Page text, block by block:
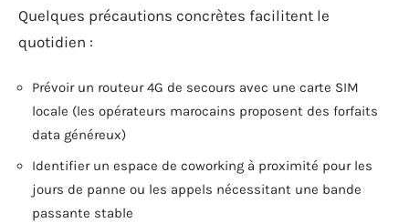
Quelques précautions concrètes facilitent le
quotidien :
Prévoir un routeur 4G de secours avec une carte SIM
locale (les opérateurs marocains proposent des forfaits
data généreux)
Identifier un espace de coworking à proximité pour les
jours de panne ou les appels nécessitant une bande
passante stable